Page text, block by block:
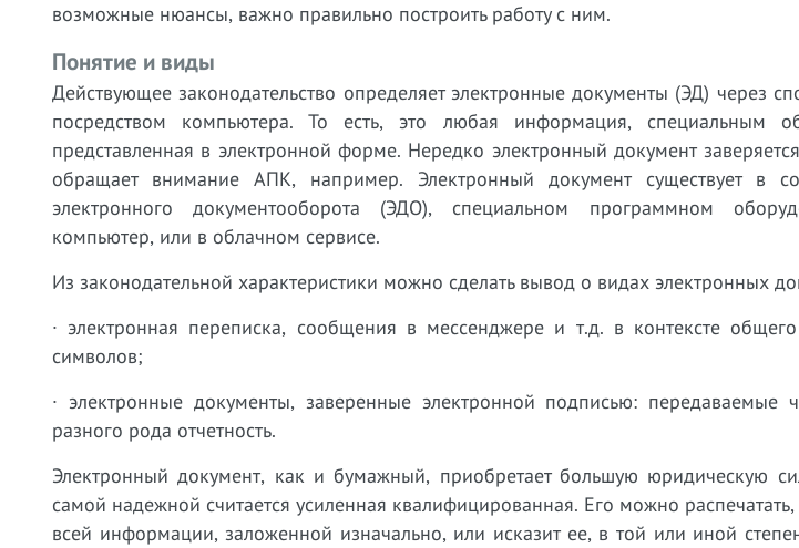
возможные нюансы, важно правильно построить работу с ним.
Понятие и виды
Действующее законодательство определяет электронные документы (ЭД) через
посредством компьютера. То есть, это любая информация, специальным
представленная в электронной форме. Нередко электронный документ
обращает внимание АПК, например. Электронный документ существует в
электронного документооборота (ЭДО), специальном программном
компьютер, или в облачном сервисе.
Из законодательной характеристики можно сделать вывод о видах электронных
· электронная переписка, сообщения в мессенджере и т.д. в контексте
символов;
· электронные документы, заверенные электронной подписью: передаваемые
разного рода отчетность.
Электронный документ, как и бумажный, приобретает большую юридическую
самой надежной считается усиленная квалифицированная. Его можно
всей информации, заложенной изначально, или исказит ее, в той или иной